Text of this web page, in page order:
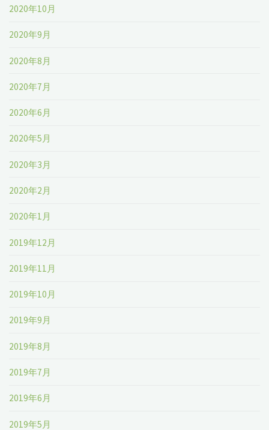
2020年10月
2020年9月
2020年8月
2020年7月
2020年6月
2020年5月
2020年3月
2020年2月
2020年1月
2019年12月
2019年11月
2019年10月
2019年9月
2019年8月
2019年7月
2019年6月
2019年5月